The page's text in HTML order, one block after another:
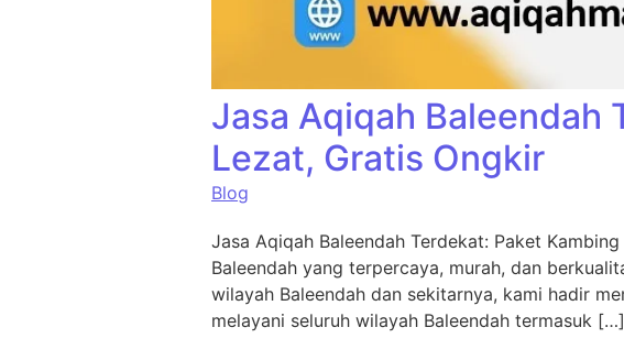
Jasa Aqiqah Baleendah
Lezat, Gratis Ongkir
Blog
Jasa Aqiqah Baleendah Terdekat: Paket
Baleendah yang terpercaya, murah, dan
wilayah Baleendah dan sekitarnya, kami hadir
melayani seluruh wilayah Baleendah termasuk […]